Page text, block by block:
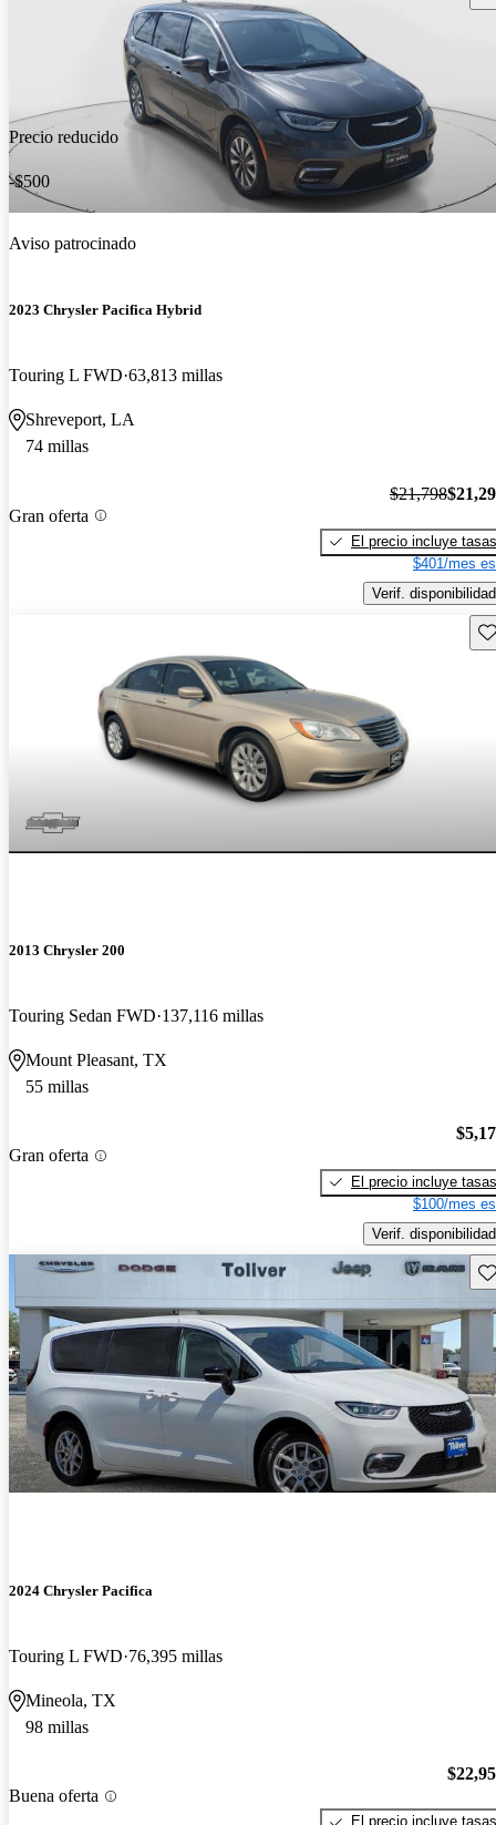
Precio reducido
-$500
Aviso patrocinado
2023 Chrysler Pacifica Hybrid
Touring L FWD 63,813 millas
Shreveport, LA
74 millas
Gran oferta
$21,798
El precio incluye tasas
$401/mes
Verif. disponibilidad
2013 Chrysler 200
Touring Sedan FWD 137,116 millas
Mount Pleasant, TX
55 millas
Gran oferta
El precio incluye tasas
$100/mes
Verif. disponibilidad
2024 Chrysler Pacifica
Touring L FWD 76,395 millas
Mineola, TX
98 millas
Buena oferta
El precio incluye tasas